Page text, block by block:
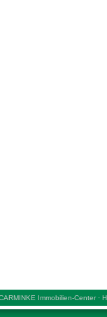
Immobilien-Center ·